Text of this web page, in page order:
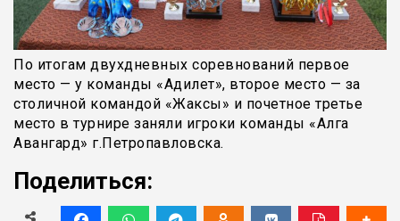
По итогам двухдневных соревнований первое
место — у команды «Адилет», второе место — за
столичной командой «Жаксы» и почетное третье
место в турнире заняли игроки команды «Алга
Авангард» г.Петропавловска.
Поделиться: